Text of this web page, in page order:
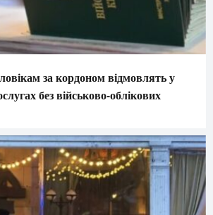
за кордоном відмовлять у
без військово-облікових